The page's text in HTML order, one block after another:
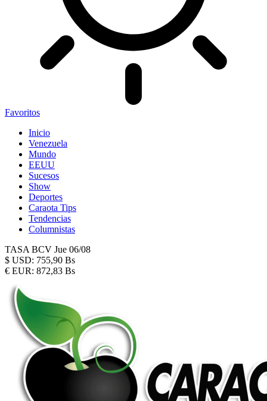
Favoritos
Inicio
Venezuela
Mundo
EEUU
Sucesos
Show
Deportes
Caraota Tips
Tendencias
Columnistas
TASA BCV Jue 06/08
$ USD: 755,90 Bs
€ EUR: 872,83 Bs